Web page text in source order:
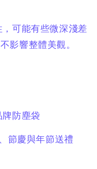
可能有些微深淺差
影響整體美觀。
防塵袋
節慶與年節送禮